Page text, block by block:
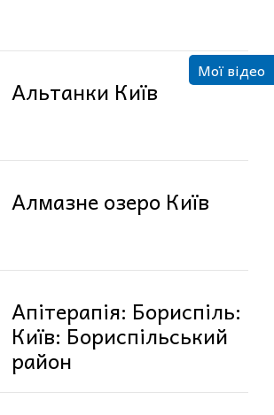
Альтанки Київ
Алмазне озеро Київ
Апітерапія: Бориспіль:
Київ: Бориспільський
район
Мої відео